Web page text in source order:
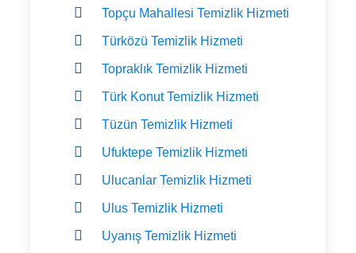
Topçu Mahallesi Temizlik Hizmeti
Türközü Temizlik Hizmeti
Topraklık Temizlik Hizmeti
Türk Konut Temizlik Hizmeti
Tüzün Temizlik Hizmeti
Ufuktepe Temizlik Hizmeti
Ulucanlar Temizlik Hizmeti
Ulus Temizlik Hizmeti
Uyanış Temizlik Hizmeti